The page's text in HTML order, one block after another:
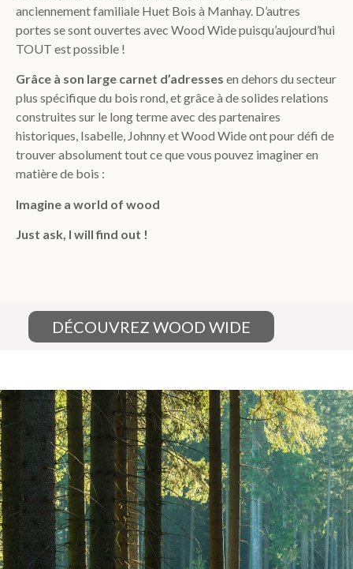
anciennement familiale Huet Bois à Manhay. D’autres
portes se sont ouvertes avec Wood Wide puisqu’aujourd’hui
TOUT est possible !
Grâce à son large carnet d’adresses en dehors du secteur
plus spécifique du bois rond, et grâce à de solides relations
construites sur le long terme avec des partenaires
historiques, Isabelle, Johnny et Wood Wide ont pour défi de
trouver absolument tout ce que vous pouvez imaginer en
matière de bois :
Imagine a world of wood
Just ask, I will find out !
DÉCOUVREZ WOOD WIDE